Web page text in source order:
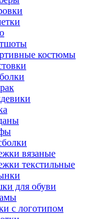
костюмы
вязаные
текстильные
для обуви
с логотипом